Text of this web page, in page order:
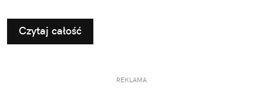
Czytaj całość
REKLAMA